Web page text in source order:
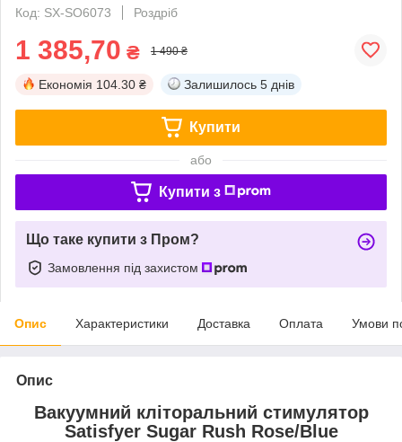
Код: SX-SO6073
Роздріб
1 385,70 ₴ 1 490 ₴
Економія 104.30 ₴ Залишилось 5 днів
Купити
або
Купити з
Що таке купити з Пром?
Замовлення під захистом
Опис Характеристики Доставка Оплата Умови
Опис
Вакуумний кліторальний стимулятор
Satisfyer Sugar Rush Rose/Blue